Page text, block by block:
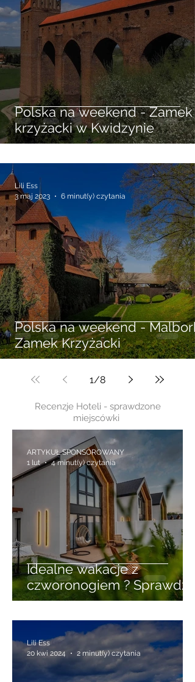
Polska na weekend - Zamek
krzyżacki w Kwidzynie
Polska na weekend - Malbork
Zamek Krzyżacki
Lili Ess
3 maj 2023
6 minut(y) czytania
Recenzje Hoteli - sprawdzone
miejscówki
Idealne wakacje z
czworonogiem ? Sprawdź
wynajem domków w
Niechorzu przyjaznych
zwierzętom
ARTYKUŁ SPONSOROWANY
4 minut(y) czytania
Lili Ess
2 minut(y) czytania